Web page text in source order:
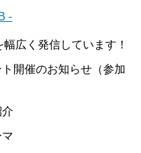
-
広く発信しています！
開催のお知らせ（参加